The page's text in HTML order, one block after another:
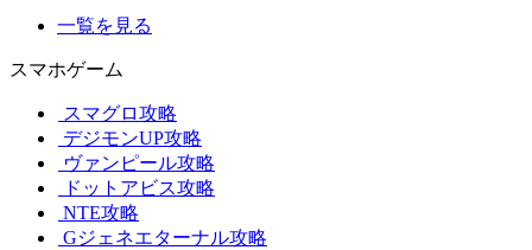
一覧を見る
スマホゲーム
スマグロ攻略
デジモンUP攻略
ヴァンピール攻略
ドットアビス攻略
NTE攻略
Gジェネエターナル攻略